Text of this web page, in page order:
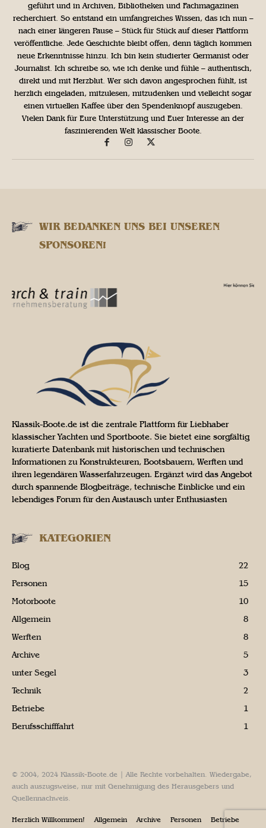
geführt und in Archiven, Bibliotheken und Fachmagazinen
recherchiert. So entstand ein umfangreiches Wissen, das ich nun –
nach einer längeren Pause – Stück für Stück auf dieser Plattform
veröffentliche. Jede Geschichte bleibt offen, denn täglich kommen
neue Erkenntnisse hinzu. Ich bin kein studierter Germanist oder
Journalist. Ich schreibe so, wie ich denke und fühle – authentisch,
direkt und mit Herzblut. Wer sich davon angesprochen fühlt, ist
herzlich eingeladen, mitzulesen, mitzudenken und vielleicht sogar
einen virtuellen Kaffee über den Spendenknopf auszugeben.
Vielen Dank für Eure Unterstützung und Euer Interesse an der
faszinierenden Welt klassischer Boote.
WIR BEDANKEN UNS BEI UNSEREN
SPONSOREN!
Klassik-Boote.de ist die zentrale Plattform für Liebhaber
klassischer Yachten und Sportboote. Sie bietet eine sorgfältig
kuratierte Datenbank mit historischen und technischen
Informationen zu Konstrukteuren, Bootsbauern, Werften und
ihren legendären Wasserfahrzeugen. Ergänzt wird das Angebot
durch spannende Blogbeiträge, technische Einblicke und ein
lebendiges Forum für den Austausch unter Enthusiasten
KATEGORIEN
Blog
22
Personen
15
Motorboote
10
Allgemein
8
Werften
8
Archive
5
unter Segel
3
Technik
2
Betriebe
1
Berufsschifffahrt
1
© 2004, 2024 Klassik-Boote.de | Alle Rechte vorbehalten. Wiedergabe,
auch auszugsweise, nur mit Genehmigung des Herausgebers und
Quellennachweis.
Herzlich Willkommen! Allgemein Archive Personen
Betriebe